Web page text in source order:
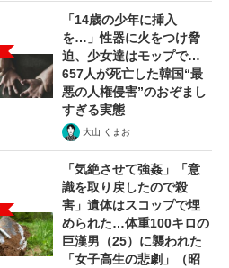
「14歳の少年に挿入
を…」性器に火をつけ脅
迫、少女達はモップで…
657人が死亡した韓国“最
悪の人権侵害”のおぞまし
すぎる実態
大山 くまお
「気絶させて強姦」「意
識を取り戻したので殺
害」遺体はスコップで埋
められた…体重100キロの
巨漢男（25）に襲われた
「女子高生の悲劇」（昭